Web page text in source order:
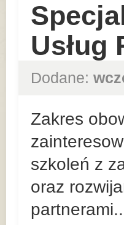
Usług
Dodane:
Zakres
szkoleń z
oraz